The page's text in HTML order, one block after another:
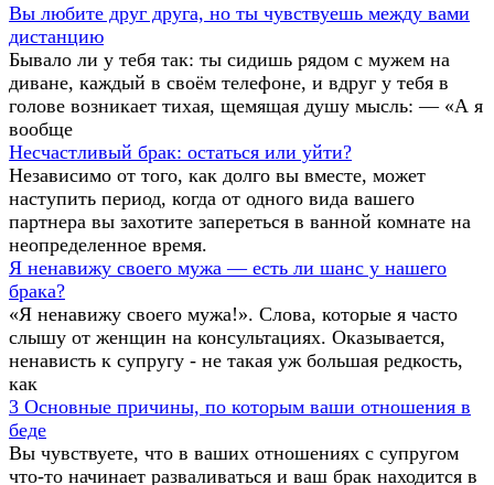
Вы любите друг друга, но ты чувствуешь между вами
дистанцию
Бывало ли у тебя так: ты сидишь рядом с мужем на
диване, каждый в своём телефоне, и вдруг у тебя в
голове возникает тихая, щемящая душу мысль: — «А я
вообще
Несчастливый брак: остаться или уйти?
Независимо от того, как долго вы вместе, может
наступить период, когда от одного вида вашего
партнера вы захотите запереться в ванной комнате на
неопределенное время.
Я ненавижу своего мужа — есть ли шанс у нашего
брака?
«Я ненавижу своего мужа!». Слова, которые я часто
слышу от женщин на консультациях. Оказывается,
ненависть к супругу - не такая уж большая редкость,
как
3 Основные причины, по которым ваши отношения в
беде
Вы чувствуете, что в ваших отношениях с супругом
что-то начинает разваливаться и ваш брак находится в